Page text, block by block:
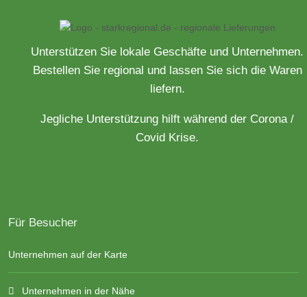
Unterstützen Sie lokale Geschäfte und Unternehmen.
Bestellen Sie regional und lassen Sie sich die Waren
liefern.
Jegliche Unterstützung hilft während der Corona /
Covid Krise.
Für Besucher
Unternehmen auf der Karte
Unternehmen in der Nähe